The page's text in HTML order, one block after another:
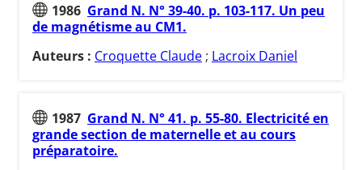
1986 Grand N. N° 39-40. p. 103-117. Un peu
de magnétisme au CM1.
Auteurs : Croquette Claude ; Lacroix Daniel
1987 Grand N. N° 41. p. 55-80. Electricité en
grande section de maternelle et au cours
préparatoire.